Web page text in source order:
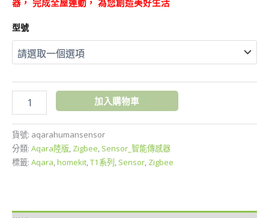
NT$1,300
器， 完成全屋連動， 為您創造美好生活
型號
體
感
器
數
量
加入購物車
貨號: aqarahumansensor
分類: Aqara陸版, Zigbee, Sensor_智能傳感器
標籤: Aqara,homekit,T1系列 , Sensor, Zigbee